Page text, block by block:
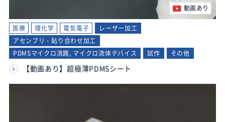
動画あり
医療 理化学 電気電子
レーザー加工
アセンブリ・貼り合わせ加工
PDMSマイクロ流路, マイクロ流体デバイス
試作 その他
【動画あり】超極薄PDMSシート